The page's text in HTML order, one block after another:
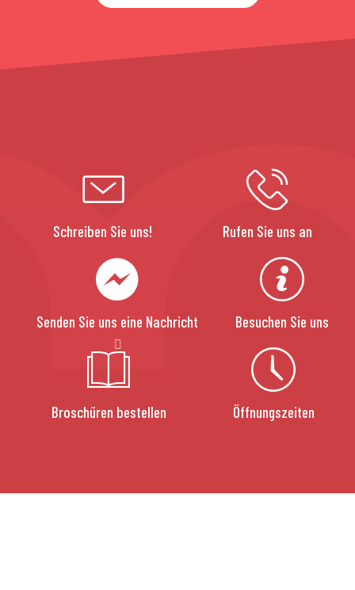
Schreiben Sie uns! Rufen Sie uns an
Senden Sie uns eine Nachricht Besuchen Sie uns
Broschüren bestellen Öffnungszeiten